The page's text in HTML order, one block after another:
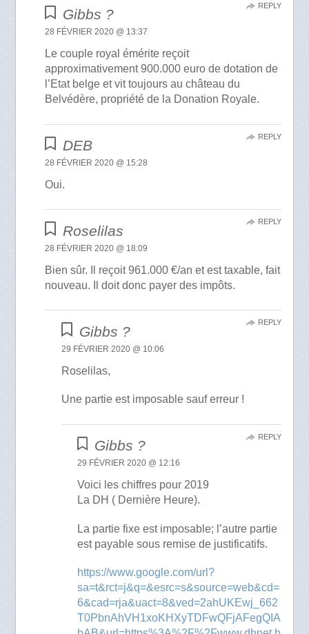
Gibbs ?
28 FÉVRIER 2020 @ 13:37
Le couple royal émérite reçoit
approximativement 900.000 euro de dotation de
l’Etat belge et vit toujours au château du
Belvédère, propriété de la Donation Royale.
REPLY
DEB
28 FÉVRIER 2020 @ 15:28
Oui.
REPLY
Roselilas
28 FÉVRIER 2020 @ 18:09
Bien sûr. Il reçoit 961.000 €/an et est taxable, fait
nouveau. Il doit donc payer des impôts.
REPLY
Gibbs ?
29 FÉVRIER 2020 @ 10:06
Roselilas,
Une partie est imposable sauf erreur !
REPLY
Gibbs ?
29 FÉVRIER 2020 @ 12:16
Voici les chiffres pour 2019
La DH ( Dernière Heure).
La partie fixe est imposable; l’autre partie
est payable sous remise de justificatifs.
https://www.google.com/url?
sa=t&rct=j&q=&esrc=s&source=web&cd=
6&cad=rja&uact=8&ved=2ahUKEwj_662
T0PbnAhVH1xoKHXyTDFwQFjAFegQIA
REPLY